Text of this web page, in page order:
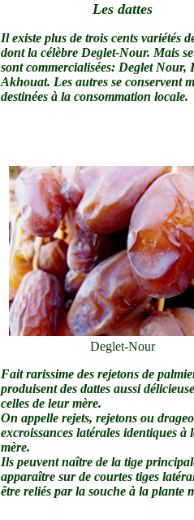
Les dattes
Il existe plus de trois cents variétés
dont la célèbre Deglet-Nour. Mais
sont commercialisées: Deglet Nour,
Akhouat. Les autres se conservent
destinées à la consommation locale.
Deglet-Nour
Fait rarissime des rejetons de
produisent des dattes aussi
celles de leur mère.
On appelle rejets, rejetons ou
excroissances latérales identiques à
mère.
Ils peuvent naître de la tige
apparaître sur de courtes tiges
être reliés par la souche à la plante